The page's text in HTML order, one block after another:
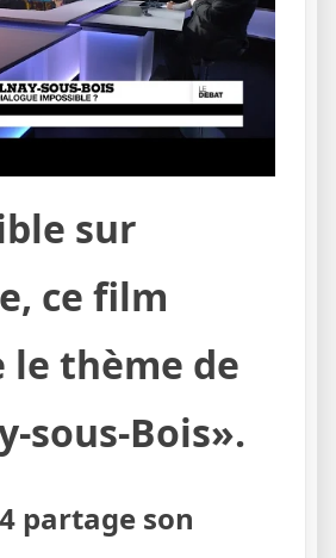
sur
ce film
le thème de
sous-Bois».
partage son